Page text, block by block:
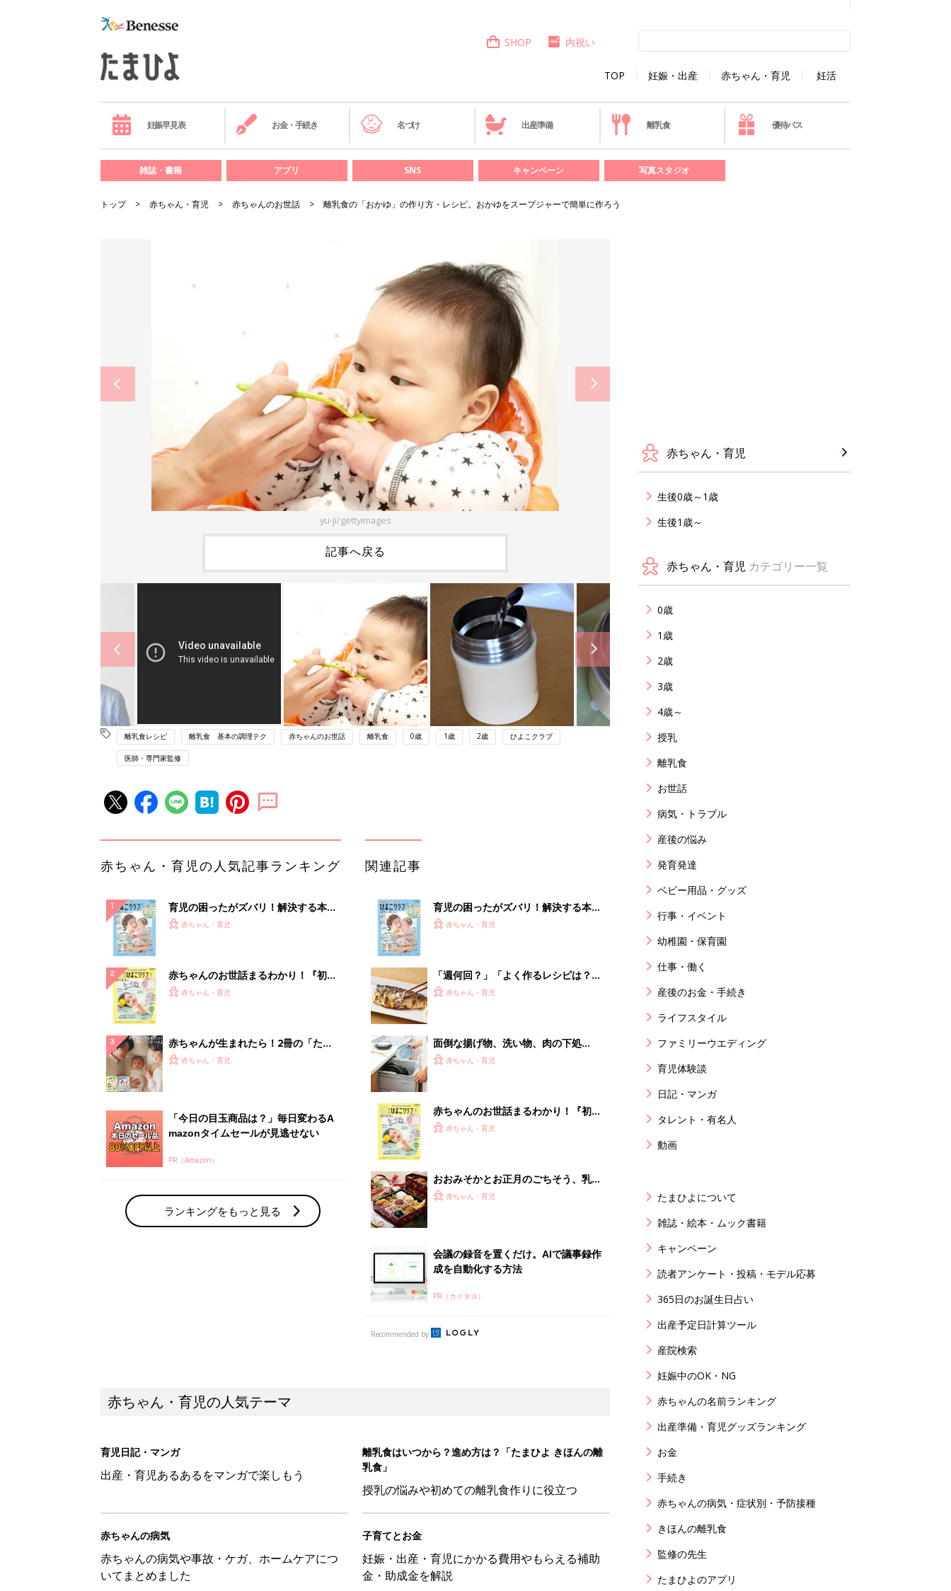
TOP 妊娠・出産 赤ちゃん・育児 妊活
SHOP 内祝い
妊娠早見表 お金・手続き 名づけ 出産準備 離乳食 優待パス
雑誌・書籍 アプリ SNS キャンペーン 写真スタジオ
トップ 赤ちゃん・育児 赤ちゃんのお世話 離乳食の「おかゆ」の作り方・レシピ。おかゆをスープジャーで簡単に作ろう
yu-ji/gettyimages
記事へ戻る
離乳食レシピ 離乳食 基本の調理テク 赤ちゃんのお世話 離乳食 0歳 1歳 2歳 ひよこクラブ
医師・専門家監修
赤ちゃん・育児の人気記事ランキング
育児の困ったがズバリ！解決する本
『ひよこクラブ 夏号』 4カ月～2才
赤ちゃん・育児
赤ちゃんのお世話まるわかり！『初め
てのひよこクラブ 夏号』〈巻頭大特
解決テク
赤ちゃん・育児
赤ちゃんが生まれたら！2冊の「たま
ひよ」
赤ちゃん・育児
「今日の目玉商品は？」毎日変わるA
mazonタイムセールが見逃せない
PR（Amazon）
ランキングをもっと見る
関連記事
育児の困ったがズバリ！解決する本
『ひよこクラブ 夏号』 4カ月～2才
赤ちゃん・育児
「週何回？」「よく作るレシピは？」
わが家の魚料理事情
赤ちゃん・育児
面倒な揚げ物、洗い物、肉の下処
理…。省いても問題ない料理や家事
赤ちゃん・育児
赤ちゃんのお世話まるわかり！『初め
てのひよこクラブ 夏号』〈巻頭大特
赤ちゃん・育児
おおみそかとお正月のごちそう、乳幼
児に食べさせるのは、ちょっと待っ
赤ちゃん・育児
会議の録音を置くだけ。AIで議事録作
成を自動化する方法
PR（カイタヨ）
Recommended by
赤ちゃん・育児の人気テーマ
育児日記・マンガ
出産・育児あるあるをマンガで楽しもう
離乳食はいつから？進め方は？「たまひよ きほんの離
乳食」
授乳の悩みや初めての離乳食作りに役立つ
赤ちゃんの病気
赤ちゃんの病気や事故・ケガ、ホームケアにつ
いてまとめました
子育てとお金
妊娠・出産・育児にかかる費用やもらえる補助
金・助成金を解説
赤ちゃん・育児
生後0歳～1歳
生後1歳～
赤ちゃん・育児 カテゴリー一覧
0歳
1歳
2歳
3歳
4歳～
授乳
離乳食
お世話
病気・トラブル
産後の悩み
発育発達
ベビー用品・グッズ
行事・イベント
幼稚園・保育園
仕事・働く
産後のお金・手続き
ライフスタイル
ファミリーウエディング
育児体験談
日記・マンガ
タレント・有名人
動画
たまひよについて
雑誌・絵本・ムック書籍
キャンペーン
読者アンケート・投稿・モデル応募
365日のお誕生日占い
出産予定日計算ツール
産院検索
妊娠中のOK・NG
赤ちゃんの名前ランキング
出産準備・育児グッズランキング
お金
手続き
赤ちゃんの病気・症状別・予防接種
きほんの離乳食
監修の先生
たまひよのアプリ